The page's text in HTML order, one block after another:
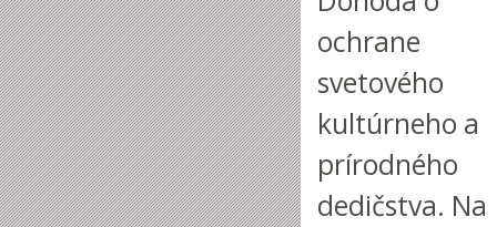
ochrane
svetového
kultúrneho a
prírodného
dedičstva. Na